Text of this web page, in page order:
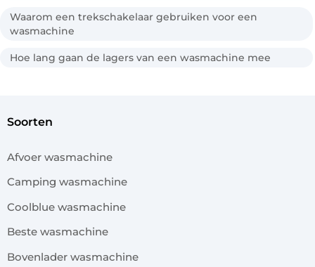
Waarom een trekschakelaar gebruiken voor een
wasmachine
Hoe lang gaan de lagers van een wasmachine mee
soorten
Afvoer wasmachine
Camping wasmachine
Coolblue wasmachine
Beste wasmachine
Bovenlader wasmachine